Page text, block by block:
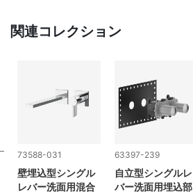
関連コレクション
73588-031
壁埋込型シングル
レバー洗面用混合
63397-239
自立型シングルレ
バー洗面用埋込部